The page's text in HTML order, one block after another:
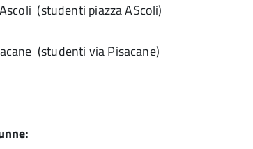
(studenti piazza AScoli)
(studenti via Pisacane)